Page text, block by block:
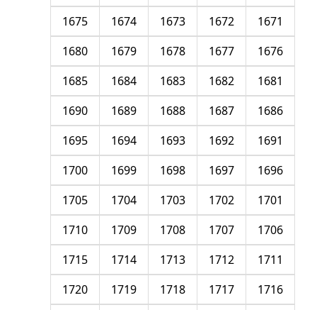
1671
1672
1673
1674
1675
1676
1677
1678
1679
1680
1681
1682
1683
1684
1685
1686
1687
1688
1689
1690
1691
1692
1693
1694
1695
1696
1697
1698
1699
1700
1701
1702
1703
1704
1705
1706
1707
1708
1709
1710
1711
1712
1713
1714
1715
1716
1717
1718
1719
1720